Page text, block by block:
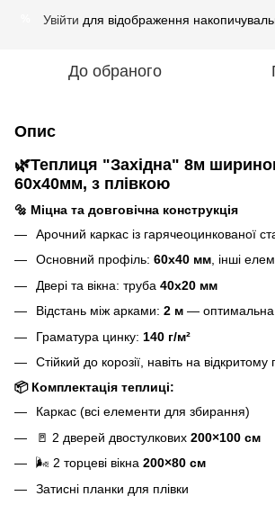
Увійти для відображення
До обраного
Опис
🌿Теплиця "Західна" 8м
60х40мм, з плівкою
🔩 Міцна та довговічна конструкція
Арочний каркас із гарячеоцинкованої
Основний профіль: 60х40 мм, інші
Двері та вікна: труба 40х20 мм
Відстань між арками: 2 м — оптимальна
Граматура цинку: 140 г/м²
Стійкий до корозії, навіть на відкритому
📦 Комплектація теплиці:
Каркас (всі елементи для збирання)
🚪 2 дверей двостулкових 200×100 см
🌬️ 2 торцеві вікна 200×80 см
Затисні планки для плівки